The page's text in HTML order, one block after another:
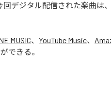
デジタル配信された楽曲は、
MUSIC、 YouTube Music、
できる。